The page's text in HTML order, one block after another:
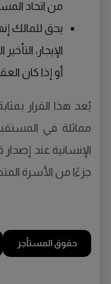
من اتحاد
يحق للمالك
الإيجار،
أو إذا كان
يُعد هذا القرار
مماثلة في
الإنسانية عند
جزءًا من الأسرة
حقوق المستأجر